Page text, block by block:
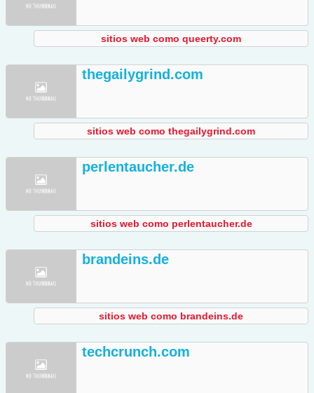
sitios web como queerty.com
thegailygrind.com
sitios web como thegailygrind.com
perlentaucher.de
sitios web como perlentaucher.de
brandeins.de
sitios web como brandeins.de
techcrunch.com